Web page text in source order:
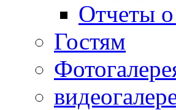
Отчеты
Гостям